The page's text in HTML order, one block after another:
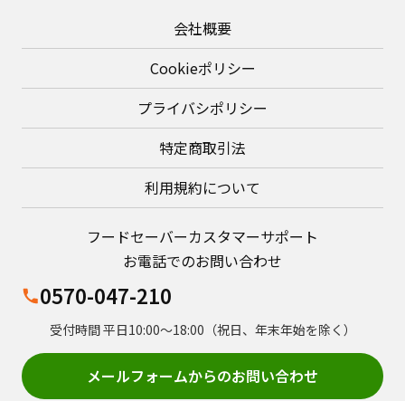
会社概要
Cookieポリシー
プライバシポリシー
特定商取引法
利用規約について
フードセーバーカスタマーサポート
お電話でのお問い合わせ
0570-047-210
受付時間 平日10:00～18:00（祝日、年末年始を除く）
メールフォームからのお問い合わせ